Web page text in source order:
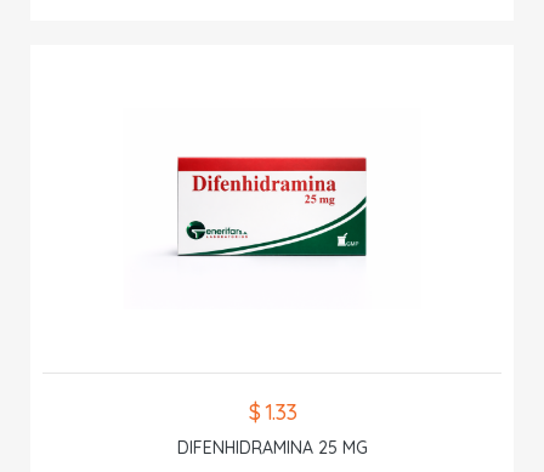
$ 1.33
DIFENHIDRAMINA 25 MG